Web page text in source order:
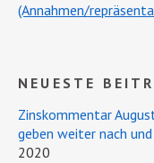
(Annahmen/
NEUESTE
Zinskommentar
geben weiter nach
2020